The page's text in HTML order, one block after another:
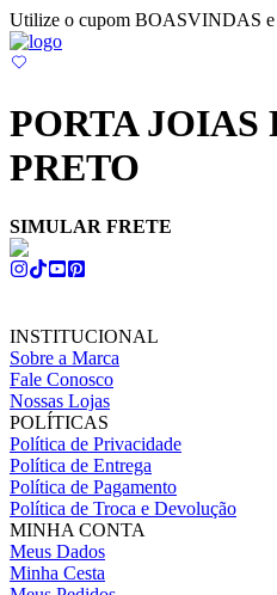
Utilize o cupom BOASVINDAS e
PORTA JOIAS
PRETO
SIMULAR FRETE
INSTITUCIONAL
Sobre a Marca
Fale Conosco
Nossas Lojas
POLÍTICAS
Política de Privacidade
Política de Entrega
Política de Pagamento
Política de Troca e Devolução
MINHA CONTA
Meus Dados
Minha Cesta